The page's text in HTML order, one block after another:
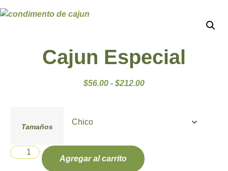
Cajun Especial
$56.00 - $212.00
Tamaños
Agregar al carrito